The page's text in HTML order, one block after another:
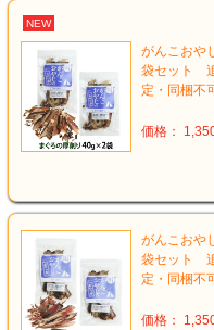
NEW
がんこおや
袋セット
定・同梱不
価格：
がんこおや
袋セット
定・同梱不
価格：